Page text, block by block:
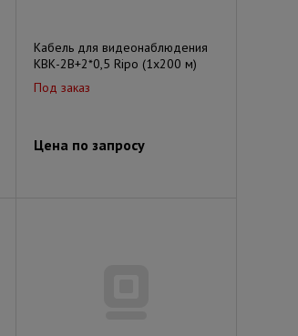
Кабель для видеонаблюдения
КВК-2В+2*0,5 Ripo (1х200 м)
Под заказ
Цена по запросу